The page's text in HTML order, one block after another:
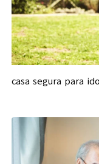
casa segura para